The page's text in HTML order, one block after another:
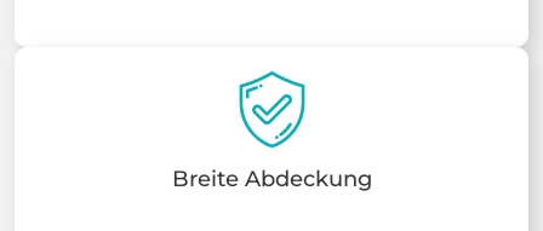
Breite Abdeckung